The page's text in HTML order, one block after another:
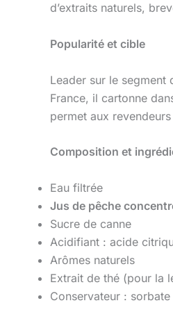
d’extraits naturels,
Popularité et cible
Leader sur le segment
France, il cartonne
permet aux
Composition et
Eau filtrée
Jus de pêche
Sucre de canne
Acidifiant : acide
Arômes naturels
Extrait de thé (pour la
Conservateur :